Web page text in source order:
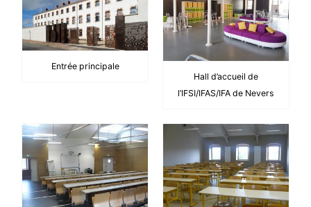
Entrée principale
Hall d’accueil de
l’IFSI/IFAS/IFA de Nevers